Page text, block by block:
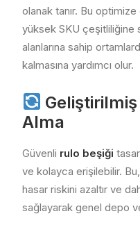
olanak tanır. Bu optimize
yüksek SKU çeşitliliğine
alanlarına sahip
kalmasına yardımcı olur.
Geliştirilmiş
Alma
Güvenli rulo beşiği
ve kolayca erişilebilir. Bu,
hasar riskini azaltır ve
sağlayarak genel depo